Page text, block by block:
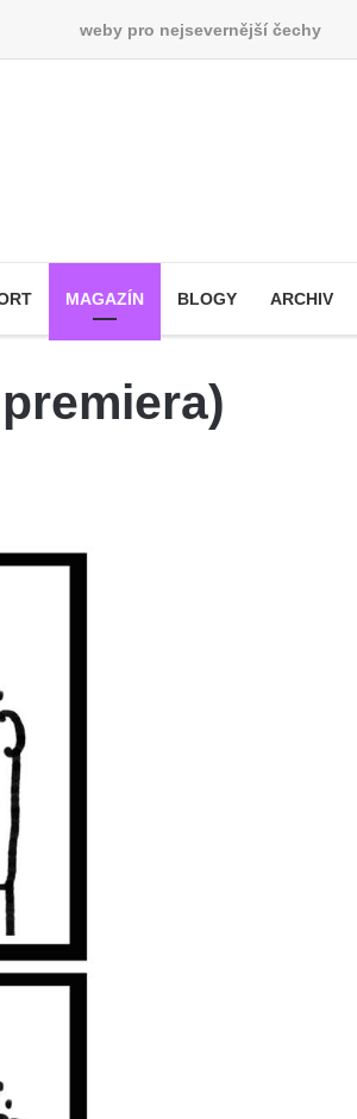
weby pro nejsevernější čechy
MAGAZÍN BLOGY ARCHIV